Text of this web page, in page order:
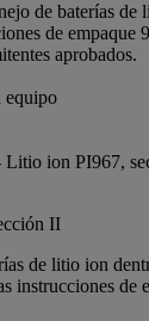
de baterías
de
aprobados.
equipo
Litio ion PI967,
II
de litio ion
instrucciones de